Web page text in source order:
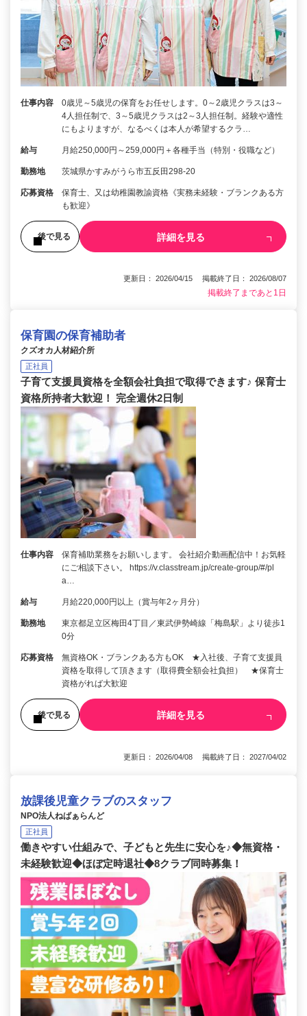
仕事内容
0歳児～5歳児の保育をお任せします。0～2歳児クラスは3～
4人担任制で、3～5歳児クラスは2～3人担任制。経験や適性
にもよりますが、なるべくは本人が希望するクラ…
給与 月給250,000円～259,000円＋各種手当（特別・役職など）
勤務地 茨城県かすみがうら市五反田298-20
応募資格
保育士、又は幼稚園教諭資格《実務未経験・ブランクある方
も歓迎》
後で見る 詳細を見る
更新日： 2026/04/15 掲載終了日： 2026/08/07
掲載終了まであと1日
保育園の保育補助者
クズオカ人材紹介所
正社員
子育て支援員資格を全額会社負担で取得できます♪ 保育士
資格所持者大歓迎！ 完全週休2日制
仕事内容
保育補助業務をお願いします。 会社紹介動画配信中！お気軽
にご相談下さい。 https://v.classtream.jp/create-group/#/pl
a…
給与 月給220,000円以上（賞与年2ヶ月分）
勤務地
東京都足立区梅田4丁目／東武伊勢崎線「梅島駅」より徒歩1
0分
応募資格
無資格OK・ブランクある方もOK ★入社後、子育て支援員
資格を取得して頂きます（取得費全額会社負担） ★保育士
資格がれば大歓迎
後で見る 詳細を見る
更新日： 2026/04/08 掲載終了日： 2027/04/02
放課後児童クラブのスタッフ
NPO法人ねばぁらんど
正社員
働きやすい仕組みで、子どもと先生に安心を♪◆無資格・
未経験歓迎◆ほぼ定時退社◆8クラブ同時募集！